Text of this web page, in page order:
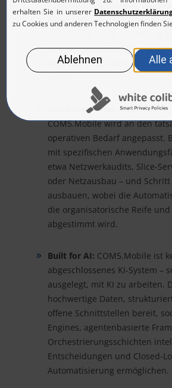
Entwicklung ausgelegt. Die
standardbasierte Architektur
und Netzkonzepte über die
solide Basis für den
Use-Case Driven:
COM5.Mobile wird an den
operativen Bedarf angepasst.
mit spezifischen
etwa Netzwerkaudits, Slice-
oder Netzausbau – und
ausbauen, wobei die
die organisatorische Reife und
abgestimmt wird.
Built for AI: COM5.Mobile ist
abgeschlossenes KI-System –
ausgelegt, mit KI zu arbeiten.
hochwertige Daten,
offene Schnittstellen bereit,
Engines, agentenbasierte
Orchestrierungsschichten
Entscheidungen und Closed-
Automatisierung ermöglichen.